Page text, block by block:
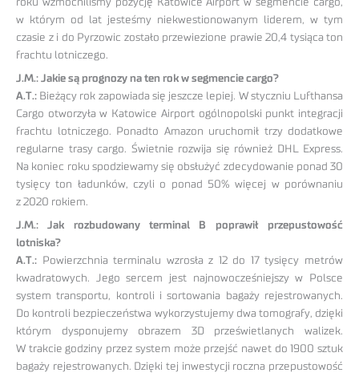
roku wzmocniliśmy pozycję Katowice Airport w segmencie cargo,
w którym od lat jesteśmy niekwestionowanym liderem, w tym
czasie z i do Pyrzowic zostało przewiezione prawie 20,4 tysiąca ton
frachtu lotniczego.
J.M.: Jakie są prognozy na ten rok w segmencie cargo?
A.T.: Bieżący rok zapowiada się jeszcze lepiej. W styczniu Lufthansa
Cargo otworzyła w Katowice Airport ogólnopolski punkt integracji
frachtu lotniczego. Ponadto Amazon uruchomił trzy dodatkowe
regularne trasy cargo. Świetnie rozwija się również DHL Express.
Na koniec roku spodziewamy się obsłużyć zdecydowanie ponad 30
tysięcy ton ładunków, czyli o ponad 50% więcej w porównaniu
z 2020 rokiem.
J.M.: Jak rozbudowany terminal B poprawił przepustowość
lotniska?
A.T.: Powierzchnia terminalu wzrosła z 12 do 17 tysięcy metrów
kwadratowych. Jego sercem jest najnowocześniejszy w Polsce
system transportu, kontroli i sortowania bagaży rejestrowanych.
Do kontroli bezpieczeństwa wykorzystujemy dwa tomografy, dzięki
którym dysponujemy obrazem 3D prześwietlanych walizek.
W trakcie godziny przez system może przejść nawet do 1900 sztuk
bagaży rejestrowanych. Dzięki tej inwestycji roczna przepustowość